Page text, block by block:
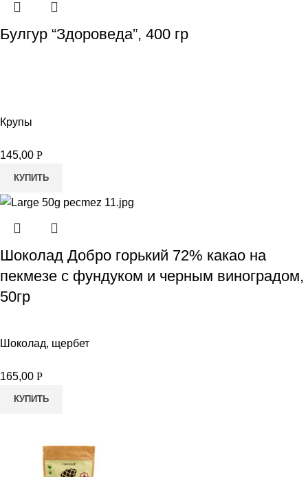
Булгур “Здороведа”, 400 гр
Крупы
145,00 Р
КУПИТЬ
Шоколад Добро горький 72% какао на
пекмезе с фундуком и черным виноградом,
50гр
Шоколад, щербет
165,00 Р
КУПИТЬ